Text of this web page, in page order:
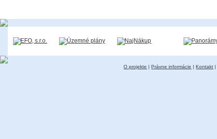
O projekte |Právne informácie |Kontakt